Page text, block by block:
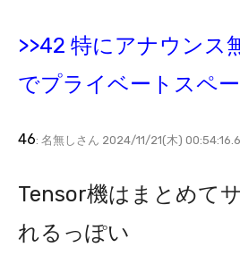
>>42 特にアナウンス
でプライベートスペ
46: 名無しさん 2024/11/21(木)
Tensor機はまとめて
れるっぽい